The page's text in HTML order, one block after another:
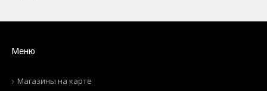
Меню
Магазины на карте